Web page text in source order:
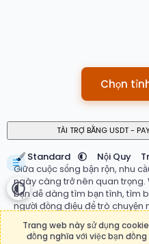
Chọn
Standard Nội Quy
Giữa cuộc sống bận rộn, nhu
ngày càng trở nên quan
bạn dễ dàng tìm bạn tình, tìm
người đồng điệu để trò chuyện
dùng đa dạng, hệ thống
thiện, bạn có thể nhanh
Trang web này sử dụng
đồng nghĩa với việc bạn
☰